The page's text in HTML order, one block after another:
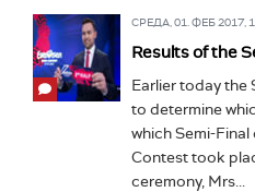
СРЕДА, 01. ФЕБ 2017,
Results of the
Earlier today the
to determine
which Semi-
Contest took
ceremony, Mrs...